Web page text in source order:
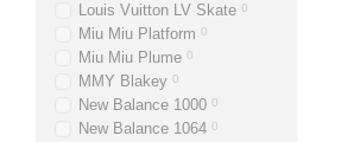
Louis Vuitton LV Skate 0
Miu Miu Platform 0
Miu Miu Plume 0
MMY Blakey 0
New Balance 1000 0
New Balance 1064 0